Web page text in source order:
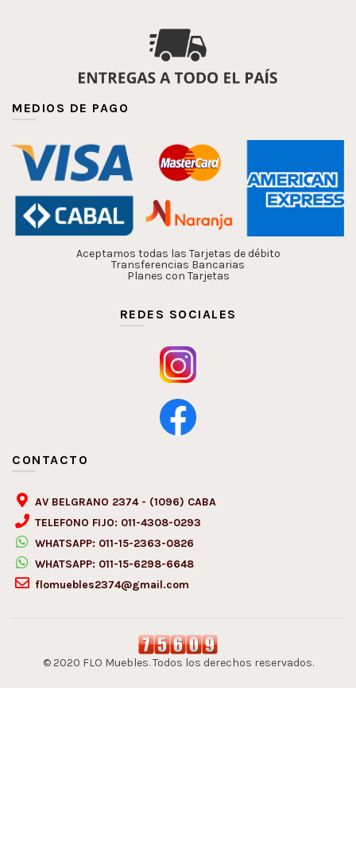
MEDIOS DE PAGO
Aceptamos todas las Tarjetas de débito
Transferencias Bancarias
Planes con Tarjetas
REDES SOCIALES
CONTACTO
AV BELGRANO 2374 - (1096) CABA
TELEFONO FIJO: 011-4308-0293
WHATSAPP: 011-15-2363-0826
WHATSAPP: 011-15-6298-6648
flomuebles2374@gmail.com
© 2020 FLO Muebles. Todos los derechos reservados.